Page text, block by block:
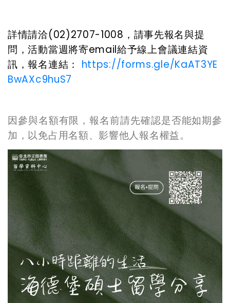
詳情請洽(02)2707-1008，請事先報名與提
問，活動當週將寄email給予線上會議連結資
訊，報名連結： https://forms.gle/KaAT3YE
BwAXc9huS7
因參與名額有限，報名前請先確認是否能如期參
加，以免占用名額、影響他人報名權益。